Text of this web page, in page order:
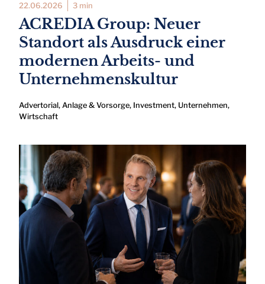
22.06.2026 3 min
ACREDIA Group: Neuer
Standort als Ausdruck einer
modernen Arbeits- und
Unternehmenskultur
Advertorial, Anlage & Vorsorge, Investment, Unternehmen,
Wirtschaft